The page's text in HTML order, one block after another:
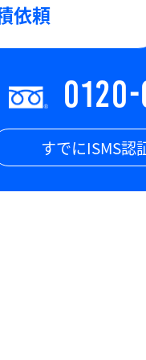
依頼
すでにISMS認